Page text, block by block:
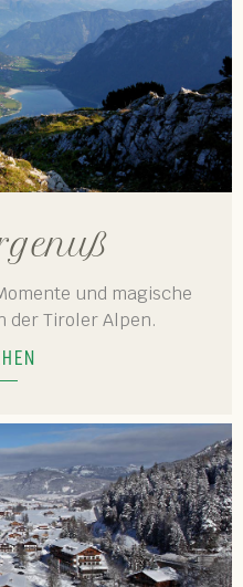
und magische
der Tiroler Alpen.